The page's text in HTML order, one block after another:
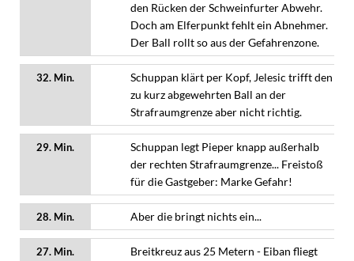
den Rücken der Schweinfurter Abwehr.
Doch am Elferpunkt fehlt ein Abnehmer.
Der Ball rollt so aus der Gefahrenzone.
32. Min.
Schuppan klärt per Kopf, Jelesic trifft den
zu kurz abgewehrten Ball an der
Strafraumgrenze aber nicht richtig.
29. Min.
Schuppan legt Pieper knapp außerhalb
der rechten Strafraumgrenze... Freistoß
für die Gastgeber: Marke Gefahr!
28. Min. Aber die bringt nichts ein...
27. Min.
Breitkreuz aus 25 Metern - Eiban fliegt